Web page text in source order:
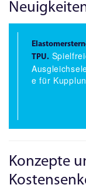
TPU.
e für
Konzepte